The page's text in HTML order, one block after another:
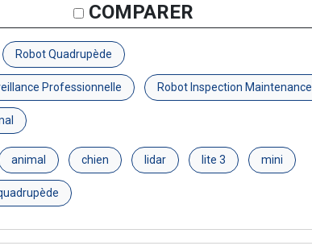
COMPARER
Robot Quadrupède
Professionnelle Robot Inspection Maintenance
animal chien lidar lite 3 mini